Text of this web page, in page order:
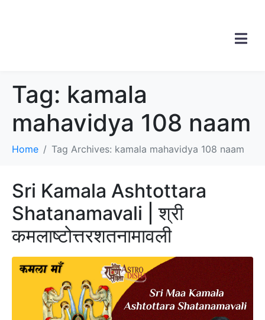
Tag: kamala
mahavidya 108 naam
Home Tag Archives: kamala mahavidya 108 naam
Sri Kamala Ashtottara
Shatanamavali | श्री
कमलाष्टोत्तरशतनामावली